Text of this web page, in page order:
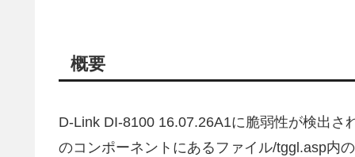
概要
D-Link DI-8100 16.07.26A1に脆弱性が検出
のコンポーネントにあるファイル/tggl.asp内